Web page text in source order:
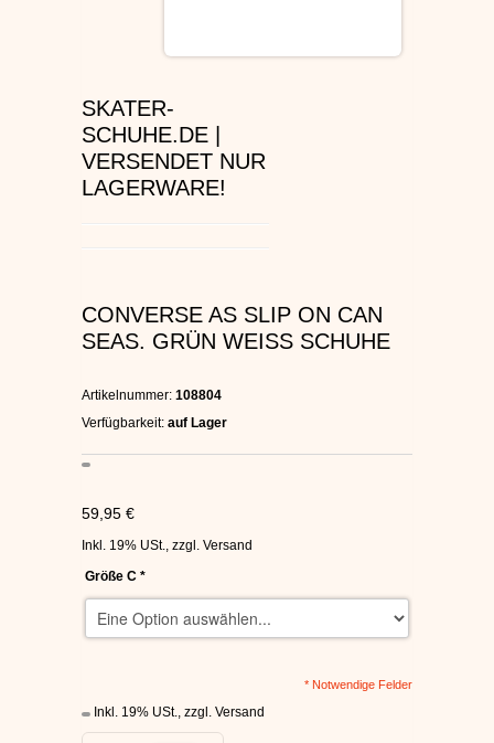
ADIO
EMERICA SKATERSCHUHE
VANS SCHUHE
C1RCA SKATERSCHUHE
FALLEN SKATERSCHUHE
SKATER-
SCHUHE.DE |
VERSENDET NUR
LAGERWARE!
CONVERSE AS SLIP ON CAN
SEAS. GRÜN WEISS SCHUHE
Artikelnummer: 108804
Verfügbarkeit: auf Lager
59,95 €
Inkl. 19% USt., zzgl. Versand
Größe C *
* Notwendige Felder
Inkl. 19% USt., zzgl. Versand